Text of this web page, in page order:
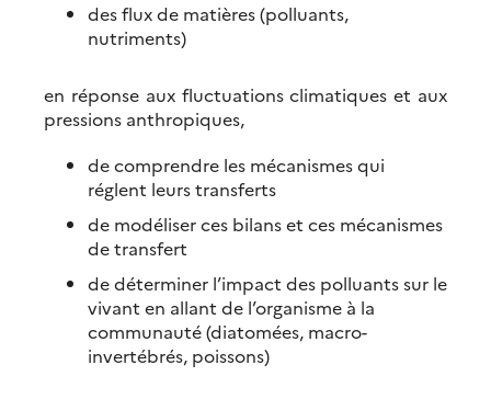
des flux de matières (polluants,
nutriments)
en réponse aux fluctuations climatiques et aux
pressions anthropiques,
de comprendre les mécanismes qui
réglent leurs transferts
de modéliser ces bilans et ces mécanismes
de transfert
de déterminer l’impact des polluants sur le
vivant en allant de l’organisme à la
communauté (diatomées, macro-
invertébrés, poissons)